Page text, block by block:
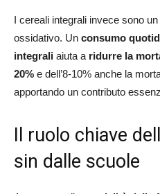
I cereali integrali invece sono
ossidativo. Un consumo
integrali aiuta a ridurre la
20% e dell’8-10% anche la
apportando un contributo
Il ruolo chiave
sin dalle scuole